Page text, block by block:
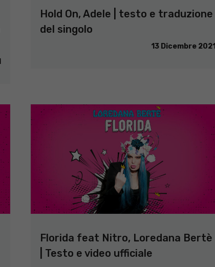
Hold On, Adele | testo e traduzione
del singolo
13 Dicembre 2021
Florida feat Nitro, Loredana Bertè
| Testo e video ufficiale